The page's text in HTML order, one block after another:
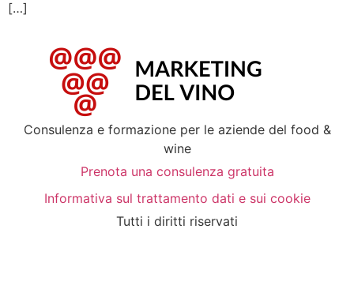
[…]
Consulenza e formazione per le aziende del food &
wine
Prenota una consulenza gratuita
Informativa sul trattamento dati e sui cookie
Tutti i diritti riservati